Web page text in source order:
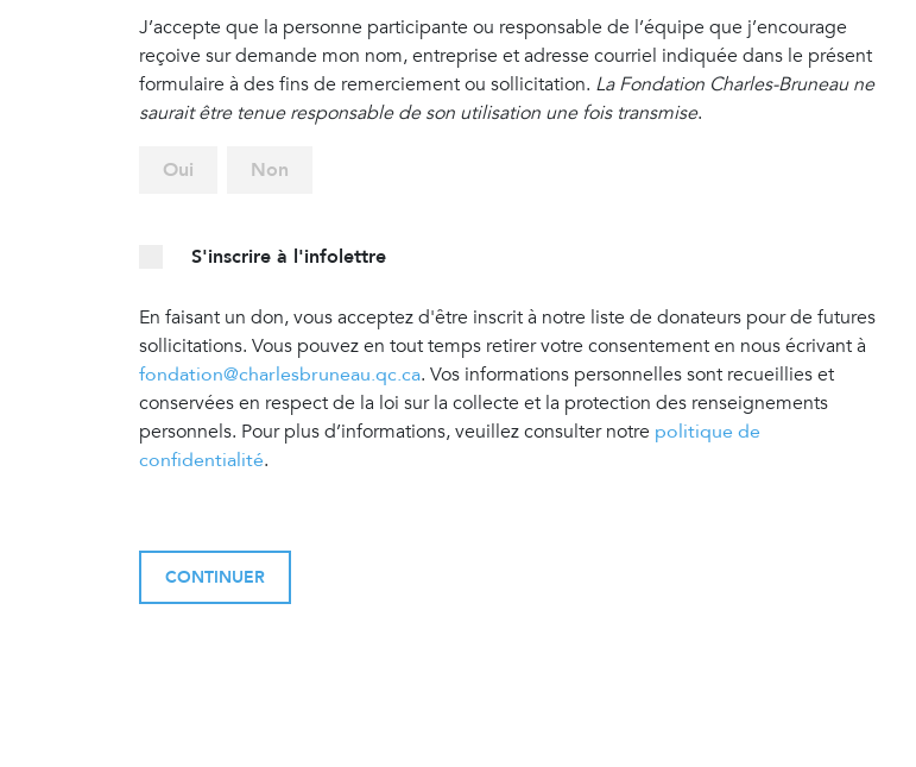
J’accepte que la personne participante ou responsable de l’équipe que j’encourage
reçoive sur demande mon nom, entreprise et adresse courriel indiquée dans le présent
formulaire à des fins de remerciement ou sollicitation. La Fondation Charles-Bruneau ne
saurait être tenue responsable de son utilisation une fois transmise.
Oui Non
S'inscrire à l'infolettre
En faisant un don, vous acceptez d'être inscrit à notre liste de donateurs pour de futures
sollicitations. Vous pouvez en tout temps retirer votre consentement en nous écrivant à
fondation@charlesbruneau.qc.ca. Vos informations personnelles sont recueillies et
conservées en respect de la loi sur la collecte et la protection des renseignements
personnels. Pour plus d’informations, veuillez consulter notre politique de
confidentialité.
CONTINUER